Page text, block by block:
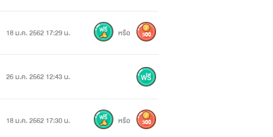
18 ม.ค. 2562 17:29 น. หรือ 300
26 ม.ค. 2562 12:43 น.
18 ม.ค. 2562 17:30 น. หรือ 300